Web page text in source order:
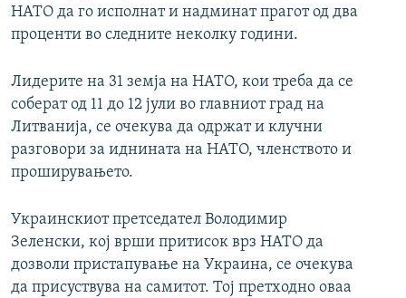
НАТО да го исполнат и надминат прагот од два
проценти во следните неколку години.
Лидерите на 31 земја на НАТО, кои треба да се
соберат од 11 до 12 јули во главниот град на
Литванија, се очекува да одржат и клучни
разговори за иднината на НАТО, членството и
проширувањето.
Украинскиот претседател Володимир
Зеленски, кој врши притисок врз НАТО да
дозволи пристапување на Украина, се очекува
да присуствува на самитот. Тој претходно оваа